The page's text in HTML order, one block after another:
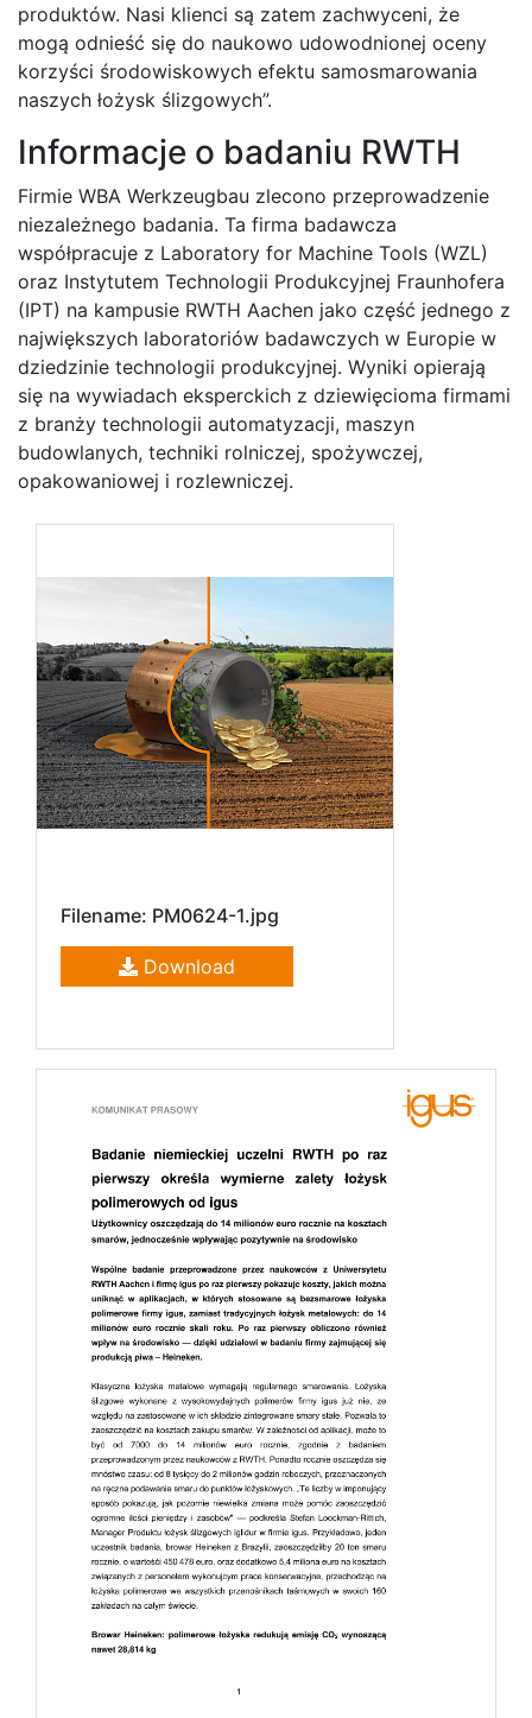
produktów. Nasi klienci są zatem zachwyceni, że
mogą odnieść się do naukowo udowodnionej oceny
korzyści środowiskowych efektu samosmarowania
naszych łożysk ślizgowych”.
Informacje o badaniu RWTH
Firmie WBA Werkzeugbau zlecono przeprowadzenie
niezależnego badania. Ta firma badawcza
współpracuje z Laboratory for Machine Tools (WZL)
oraz Instytutem Technologii Produkcyjnej Fraunhofera
(IPT) na kampusie RWTH Aachen jako część jednego z
największych laboratoriów badawczych w Europie w
dziedzinie technologii produkcyjnej. Wyniki opierają
się na wywiadach eksperckich z dziewięcioma firmami
z branży technologii automatyzacji, maszyn
budowlanych, techniki rolniczej, spożywczej,
opakowaniowej i rozlewniczej.
Filename: PM0624-1.jpg
Download